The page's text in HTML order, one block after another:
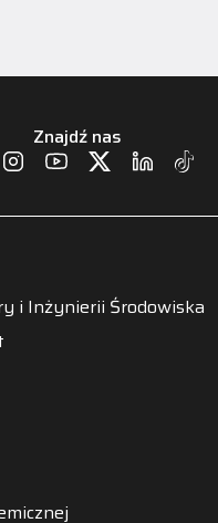
Znajdź nas
i Inżynierii Środowiska